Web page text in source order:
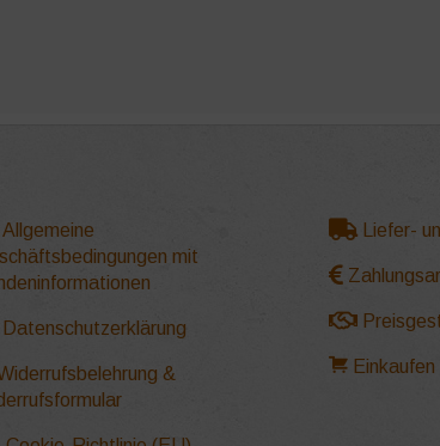
Allgemeine
mit
Datenschutzerklärung
&
Liefer-